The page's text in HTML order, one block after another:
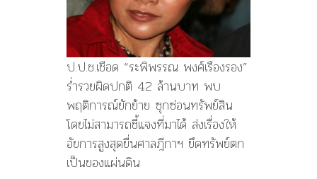
ทรัพย์
ตก
เป็น
ของ
แผ่น
ดิน
ป.ป.ช.เชือด “ระพิพรรณ พงศ์เรืองรอง”
ร่ำรวยผิดปกติ 42 ล้านบาท พบ
พฤติการณ์ยักย้าย ซุกซ่อนทรัพย์สิน
โดยไม่สามารถชี้แจงที่มาได้ ส่งเรื่องให้
อัยการสูงสุดยื่นศาลฎีกาฯ ยึดทรัพย์ตก
เป็นของแผ่นดิน